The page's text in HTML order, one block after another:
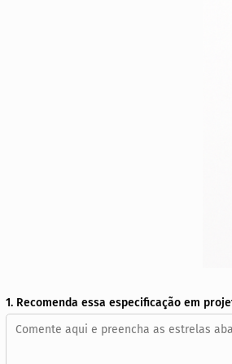
1. Recomenda essa especificação em